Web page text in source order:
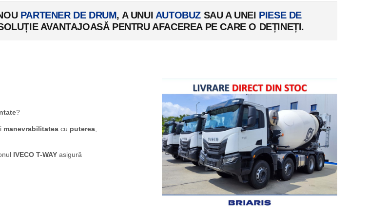
PARTENER DE DRUM, A UNUI AUTOBUZ SAU A UNEI PIESE DE
AVANTAJOASĂ PENTRU AFACEREA PE CARE O DEȚINEȚI.
?
manevrabilitatea cu puterea
IVECO T-WAY asigură